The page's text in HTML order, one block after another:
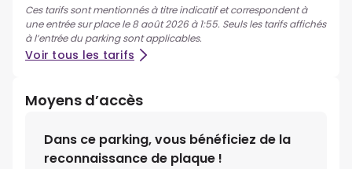
Ces tarifs sont mentionnés à titre indicatif et correspondent à
une entrée sur place le 8 août 2026 à 1:55. Seuls les tarifs affichés
à l’entrée du parking sont applicables.
Voir tous les tarifs
Moyens d’accès
Dans ce parking, vous bénéficiez de la
reconnaissance de plaque !